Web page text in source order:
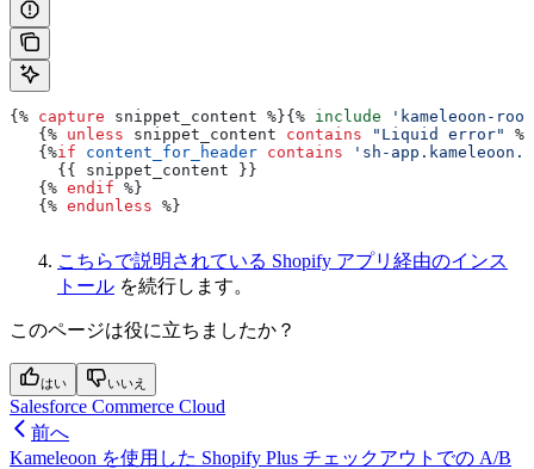
{% capture snippet_content %}{% include 'kameleoon-
   {%
unless snippet_content contains "Liquid error"
%}
   {%
if content_for_header contains 'sh-
     {{
snippet_content }}
   {%
endif %}
   {%
endunless %}
こちらで説明されている Shopify アプリ経由のインス
トール を続行します。
このページは役に立ちましたか？
はい いいえ
Salesforce Commerce Cloud
前へ
Kameleoon を使用した Shopify Plus チェックアウトでの A/B